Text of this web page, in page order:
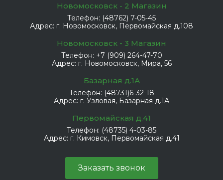
Новомосковск - 2 Магазин
Телефон: (48762) 7-05-45
Адрес: г. Новомосковск, Первомайская д.108
Новомосковск - 3 Магазин
Телефон: +7 (909) 264-47-70
Адрес: г. Новомосковск, Мира, 56
Базарная д.1А
Телефон: (48731)6-32-18
Адрес: г. Узловая, Базарная д.1А
Первомайская д.41
Телефон: (48735) 4-03-85
Адрес: г. Кимовск, Первомайская д.41
Заказать звонок